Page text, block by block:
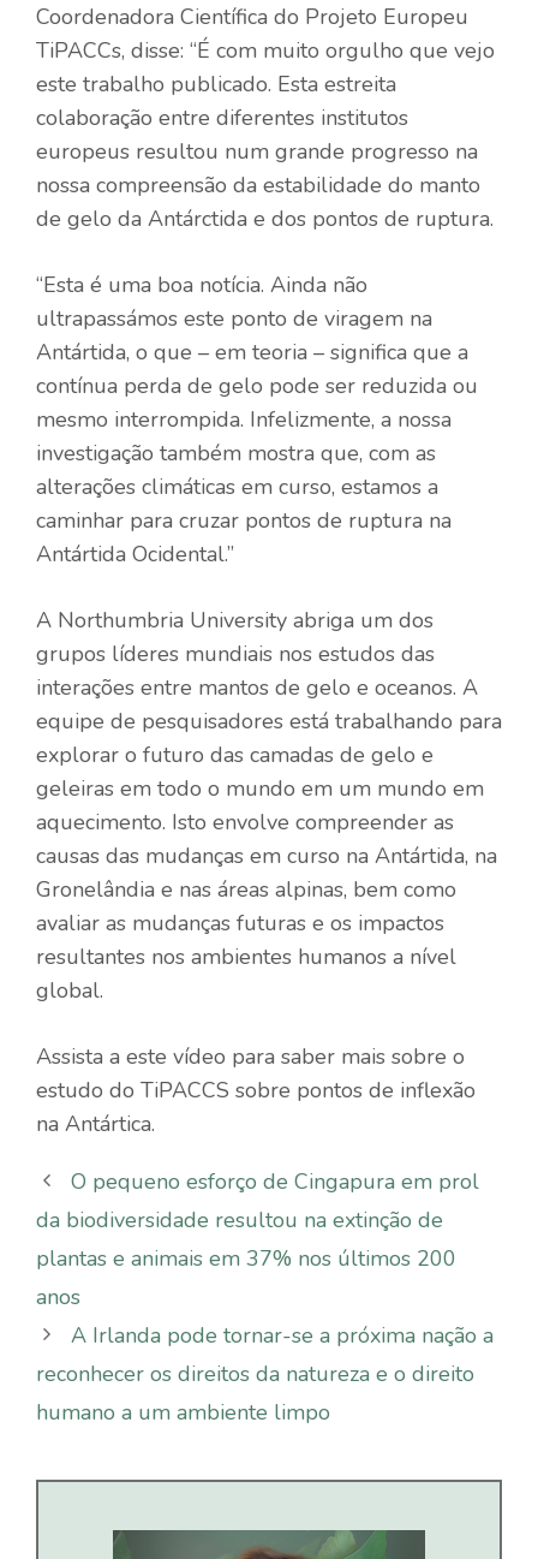
Coordenadora Científica do Projeto Europeu
TiPACCs, disse: “É com muito orgulho que vejo
este trabalho publicado. Esta estreita
colaboração entre diferentes institutos
europeus resultou num grande progresso na
nossa compreensão da estabilidade do manto
de gelo da Antárctida e dos pontos de ruptura.
“Esta é uma boa notícia. Ainda não
ultrapassámos este ponto de viragem na
Antártida, o que – em teoria – significa que a
contínua perda de gelo pode ser reduzida ou
mesmo interrompida. Infelizmente, a nossa
investigação também mostra que, com as
alterações climáticas em curso, estamos a
caminhar para cruzar pontos de ruptura na
Antártida Ocidental.”
A Northumbria University abriga um dos
grupos líderes mundiais nos estudos das
interações entre mantos de gelo e oceanos. A
equipe de pesquisadores está trabalhando para
explorar o futuro das camadas de gelo e
geleiras em todo o mundo em um mundo em
aquecimento. Isto envolve compreender as
causas das mudanças em curso na Antártida, na
Gronelândia e nas áreas alpinas, bem como
avaliar as mudanças futuras e os impactos
resultantes nos ambientes humanos a nível
global.
Assista a este vídeo para saber mais sobre o
estudo do TiPACCS sobre pontos de inflexão
na Antártica.
O pequeno esforço de Cingapura em prol
da biodiversidade resultou na extinção de
plantas e animais em 37% nos últimos 200
anos
A Irlanda pode tornar-se a próxima nação a
reconhecer os direitos da natureza e o direito
humano a um ambiente limpo